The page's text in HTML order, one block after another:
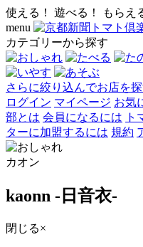
使える！ 遊べる！ もらえ
menu
カテゴリーから探す
さらに絞り込んでお店を
ログイン マイページ お気
部とは 会員になるには ト
ターに加盟するには 規約
カオン
kaonn -日音衣-
閉じる×